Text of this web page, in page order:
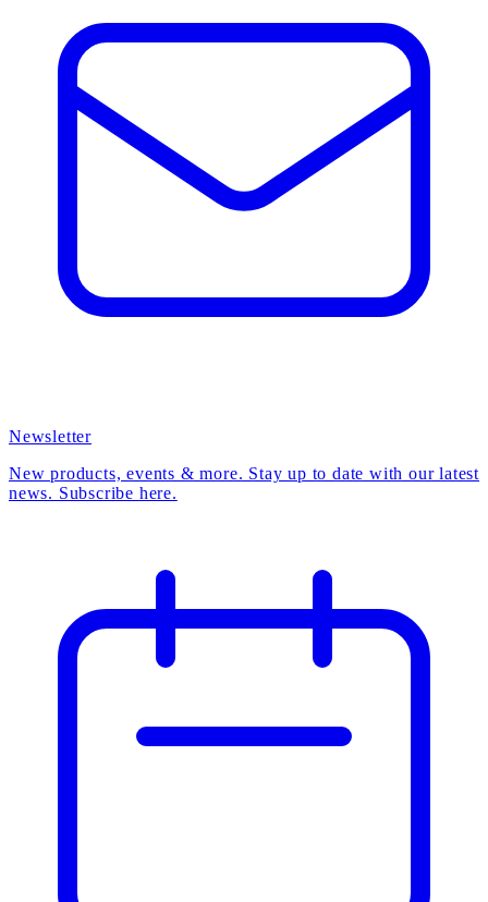
Newsletter
New products, events & more. Stay up to date with our latest
news. Subscribe here.